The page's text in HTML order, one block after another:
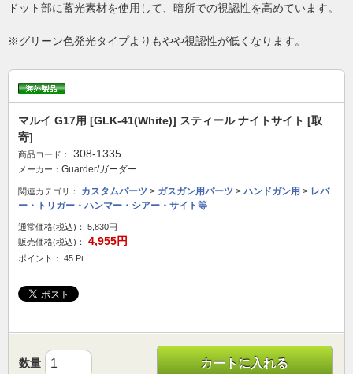
ドット部に蓄光素材を使用して、暗所での視認性を高めています。
※グリーン色発光タイプよりもやや視認性が低くなります。
マルイ G17用 [GLK-41(White)] スティール ナイトサイト [取
寄]
商品コード： 308-1335
メーカー： Guarder/ガーダー
関連カテゴリ： カスタムパーツ > ガスガン用パーツ > ハンドガン用 > レバ
ー・トリガー・ハンマー・シアー・サイト等
通常価格(税込)：
5,830円
販売価格(税込)：
4,955円
ポイント： 45 Pt
数量 カートに入れる